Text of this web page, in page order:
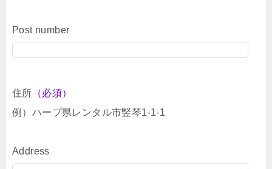
Post number
住所 （必須）
例）ハープ県レンタル市竪琴1-1-1
Address